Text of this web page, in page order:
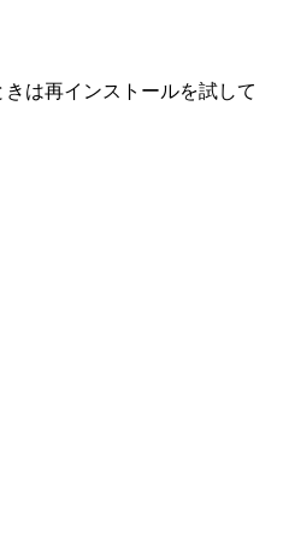
は再インストールを試して